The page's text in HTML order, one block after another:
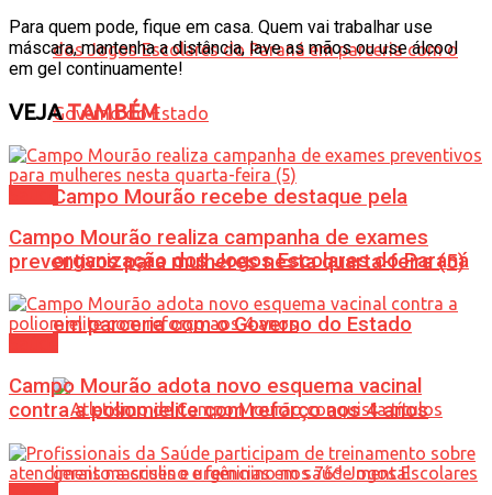
Campo Mourão recebe destaque pela
organização dos Jogos Escolares do Paraná
em parceria com o Governo do Estado
Para quem pode, fique em casa. Quem vai trabalhar use
máscara, mantenha a distância, lave as mãos ou use álcool
em gel continuamente!
VEJATAMBÉM
Campo Mourão realiza campanha de exames
preventivos para mulheres nesta quarta-feira (5)
Campo Mourão adota novo esquema vacinal
contra a poliomielite com reforço aos 4 anos